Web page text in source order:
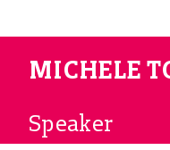
MICHELE
Speaker